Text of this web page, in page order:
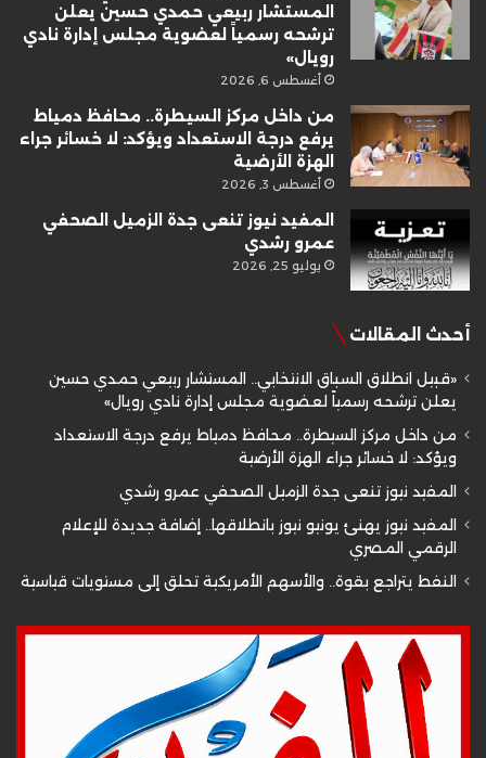
المستشار ربيعي حمدي حسين يعلن
ترشحه رسمياً لعضوية مجلس إدارة نادي
رويال»
أغسطس 6, 2026
من داخل مركز السيطرة.. محافظ دمياط
يرفع درجة الاستعداد ويؤكد: لا خسائر جراء
الهزة الأرضية
أغسطس 3, 2026
المفيد نيوز تنعى جدة الزميل الصحفي
عمرو رشدي
يوليو 25, 2026
أحدث المقالات
«قبيل انطلاق السباق الانتخابي.. المستشار ربيعي حمدي حسين
يعلن ترشحه رسمياً لعضوية مجلس إدارة نادي رويال»
من داخل مركز السيطرة.. محافظ دمياط يرفع درجة الاستعداد
ويؤكد: لا خسائر جراء الهزة الأرضية
المفيد نيوز تنعى جدة الزميل الصحفي عمرو رشدي
المفيد نيوز يهنئ يونيو نيوز بانطلاقها.. إضافة جديدة للإعلام
الرقمي المصري
النفط يتراجع بقوة.. والأسهم الأمريكية تحلق إلى مستويات قياسية